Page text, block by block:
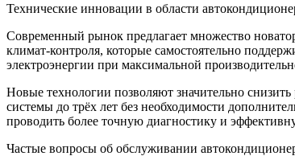
Технические инновации в области
Современный рынок предлагает множество
климат-контроля, которые самостоятельно
электроэнергии при максимальной
Новые технологии позволяют значительно
системы до трёх лет без необходимости
проводить более точную диагностику и
Частые вопросы об обслуживании